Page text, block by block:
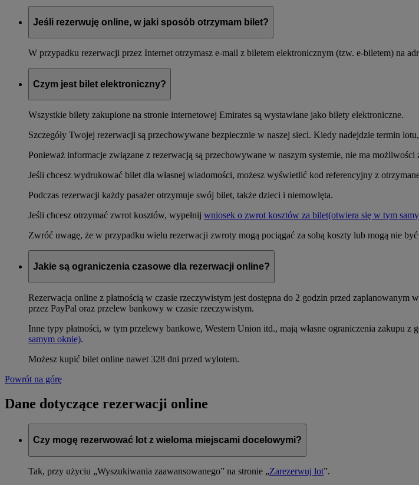
Jeśli rezerwuję online, w jaki sposób otrzymam bilet?
W przypadku rezerwacji przez Internet otrzymasz e-mail z biletem elektronicznym (tzw. e-biletem) na
Czym jest bilet elektroniczny?
Wszystkie bilety zakupione na stronie internetowej Emirates są wystawiane jako bilety elektroniczne.
Szczegóły Twojej rezerwacji są przechowywane bezpiecznie w naszej sieci. Kiedy nadejdzie termin
Ponieważ informacje związane z rezerwacją są przechowywane w naszym systemie, nie ma
Jeśli chcesz wydrukować bilet dla własnej wiadomości, możesz wyświetlić kod referencyjny z
Podczas rezerwacji każdy pasażer otrzymuje swój bilet, także dzieci i niemowlęta.
Jeśli chcesz otrzymać zwrot kosztów, wypełnij wniosek o zwrot kosztów za bilet(otwiera się w tym
Zwróć uwagę, że w przypadku wielu rezerwacji zwroty mogą pociągać za sobą koszty lub mogą nie
Jakie są ograniczenia czasowe dla rezerwacji online?
Rezerwacja online z płatnością w czasie rzeczywistym jest dostępna do 2 godzin przed
przez PayPal oraz przelew bankowy w czasie rzeczywistym.
Inne typy płatności, w tym przelewy bankowe, Western Union itd., mają własne ograniczenia zakupu
samym oknie).
Możesz kupić bilet online nawet 328 dni przed wylotem.
Powrót na górę
Dane dotyczące rezerwacji online
Czy mogę rezerwować lot z wieloma miejscami docelowymi?
Tak, przy użyciu „Wyszukiwania zaawansowanego” na stronie „Zarezerwuj lot”.